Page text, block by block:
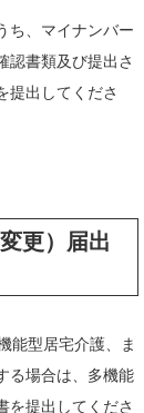
ち、マイナンバー
認書類及び提出さ
提出してくださ
更）届出
能型居宅介護、ま
る場合は、多機能
を提出してくださ